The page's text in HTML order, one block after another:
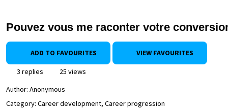
Pouvez vous me raconter votre
ADD TO FAVOURITES VIEW FAVOURITES
3 replies
25 views
Author: Anonymous
Category: Career development, Career progression